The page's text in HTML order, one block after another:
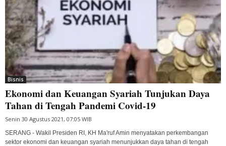
Bisnis
Ekonomi dan Keuangan Syariah Tunjukan Daya
Tahan di Tengah Pandemi Covid-19
Senin 30 Agustus 2021, 07:05 WIB
SERANG - Wakil Presiden RI, KH Ma'ruf Amin menyatakan perkembangan
sektor ekonomi dan keuangan syariah menunjukkan daya tahan di tengah